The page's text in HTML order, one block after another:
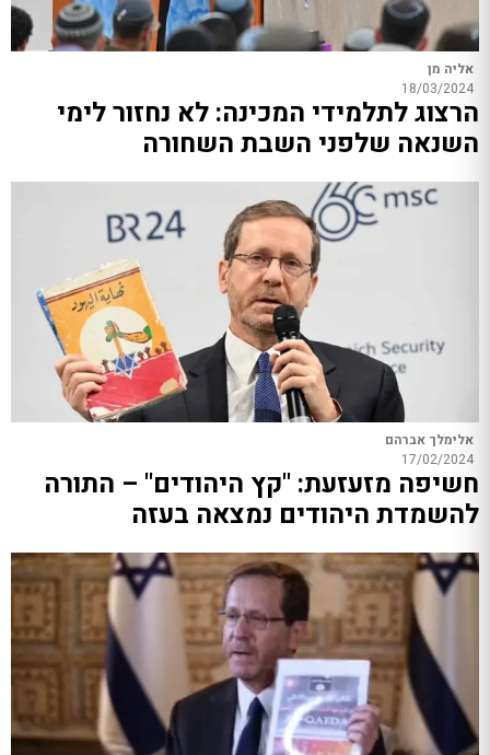
אליה מן
18/03/2024
הרצוג לתלמידי המכינה: לא נחזור לימי
השנאה שלפני השבת השחורה
אלימלך אברהם
17/02/2024
חשיפה מזעזעת: "קץ היהודים" – התורה
להשמדת היהודים נמצאה בעזה